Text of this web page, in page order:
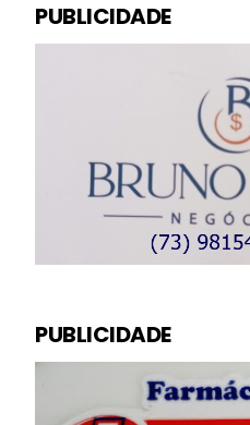
PUBLICIDADE
PUBLICIDADE